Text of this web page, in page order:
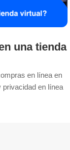
una tienda
en línea en
en línea